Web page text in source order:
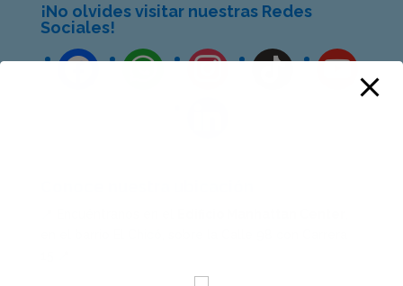
¡No olvides visitar nuestras Redes
Sociales!